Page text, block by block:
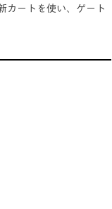
カートを使い、ゲート